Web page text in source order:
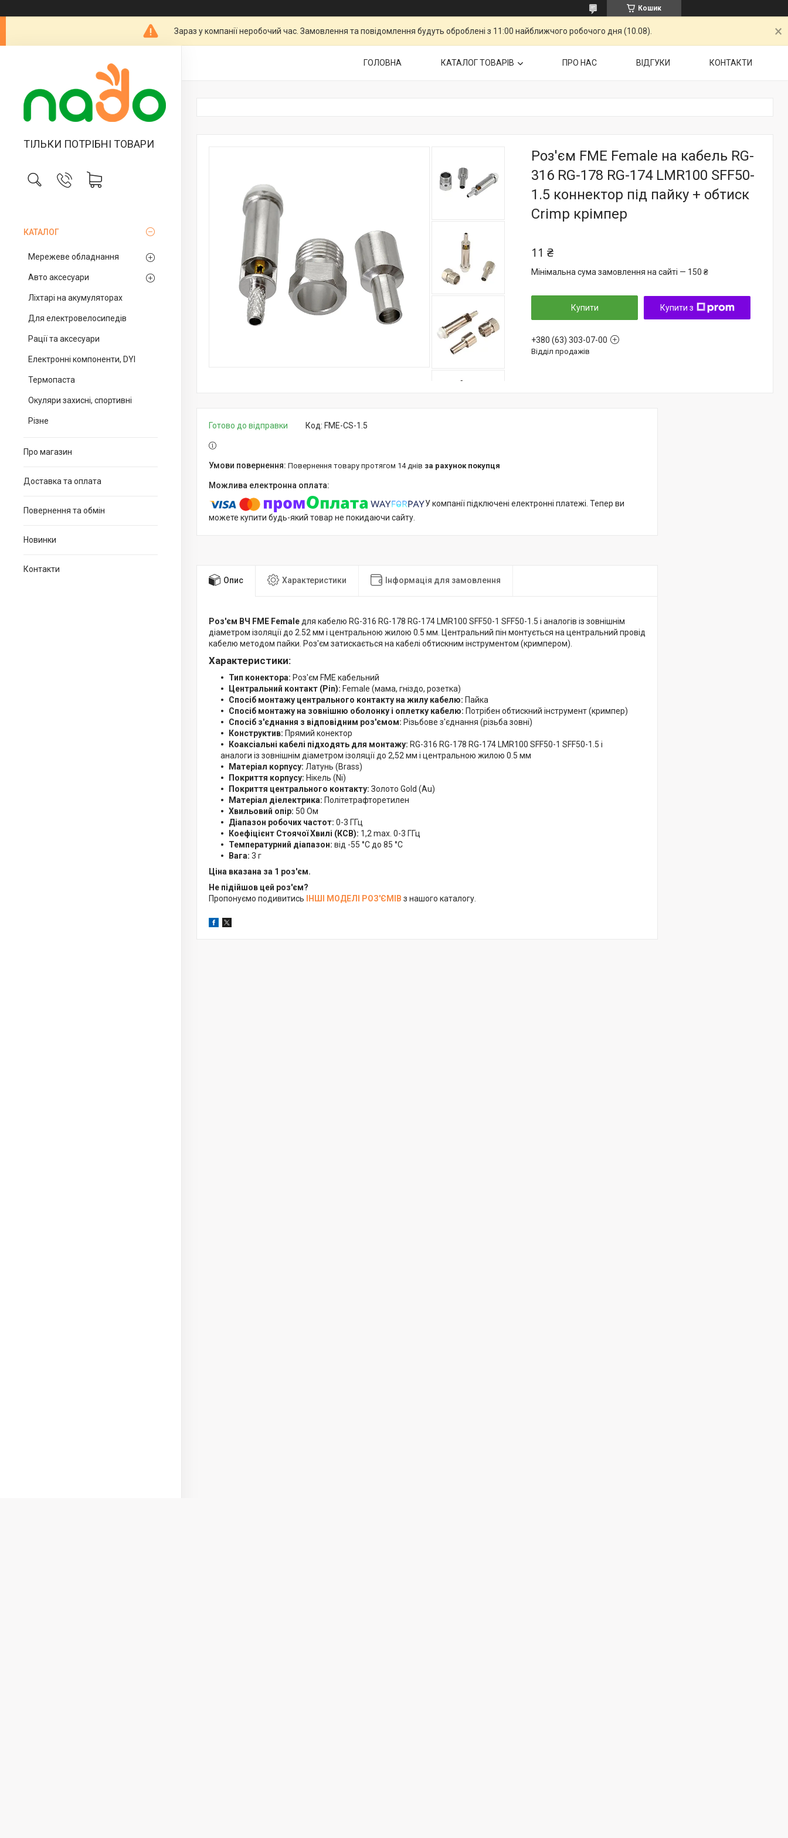
Кошик
Зараз у компанії неробочий час. Замовлення та повідомлення будуть оброблені з 11:00 найближчого робочого дня (10.08).
ТІЛЬКИ ПОТРІБНІ ТОВАРИ
КАТАЛОГ
Мережеве обладнання
Авто аксесуари
Ліхтарі на акумуляторах
Для електровелосипедів
Рації та аксесуари
Електронні компоненти, DYI
Термопаста
Окуляри захисні, спортивні
Різне
Про магазин
Доставка та оплата
Повернення та обмін
Новинки
Контакти
ГОЛОВНА КАТАЛОГ ТОВАРІВ ПРО НАС ВІДГУКИ КОНТАКТИ
Роз'єм FME Female на кабель RG-
316 RG-178 RG-174 LMR100 SFF50-
1.5 коннектор під пайку + обтиск
Crimp крімпер
11 ₴
Мінімальна сума замовлення на сайті — 150 ₴
Купити Купити з
+380 (63) 303-07-00
Відділ продажів
Готово до відправки Код: FME-CS-1.5
повернення товару протягом 14 днів за рахунок покупця
У компанії підключені електронні платежі. Тепер ви
можете купити будь-який товар не покидаючи сайту.
Опис Характеристики Інформація для замовлення
Роз'єм ВЧ FME Femaleдля кабелю RG-316 RG-178 RG-174 LMR100 SFF50-1 SFF50-1.5 і аналогів із зовнішнім
діаметром ізоляції до 2.52 мм і центральною жилою 0.5 мм. Центральний пін монтується на центральний провід
кабелю методом пайки. Роз'єм затискається на кабелі обтискним інструментом (кримпером).
Характеристики:
Тип конектора: Роз'єм FME кабельний
Центральний контакт (Pin): Female (мама, гніздо, розетка)
Спосіб монтажу центрального контакту на жилу кабелю: Пайка
Спосіб монтажу на зовнішню оболонку і оплетку кабелю: Потрібен обтискний інструмент (кримпер)
Спосіб з'єднання з відповідним роз'ємом: Різьбове з'єднання (різьба зовні)
Конструктив: Прямий конектор
Коаксіальні кабелі підходять для монтажу: RG-316 RG-178 RG-174 LMR100 SFF50-1 SFF50-1.5 і
аналоги із зовнішнім діаметром ізоляції до 2,52 мм і центральною жилою 0.5 мм
Матеріал корпусу: Латунь (Brass)
Покриття корпусу: Нікель (Ni)
Покриття центрального контакту: Золото Gold (Au)
Матеріал діелектрика: Політетрафторетилен
Хвильовий опір: 50 Ом
Діапазон робочих частот: 0-3 ГГц
Коефіцієнт Стоячої Хвилі (КСВ): 1,2 max. 0-3 ГГц
Температурний діапазон: від -55 °C до 85 °C
Вага: 3 г
Ціна вказана за 1 роз'єм.
Не підійшов цей роз'єм?
Пропонуємо подивитись
ІНШІ МОДЕЛІ РОЗ'ЄМІВ з нашого каталогу.